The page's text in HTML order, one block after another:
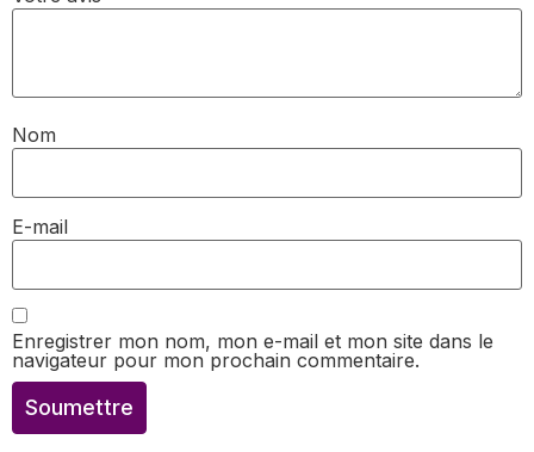
Nom
E-mail
Enregistrer mon nom, mon e-mail et mon site dans le
navigateur pour mon prochain commentaire.